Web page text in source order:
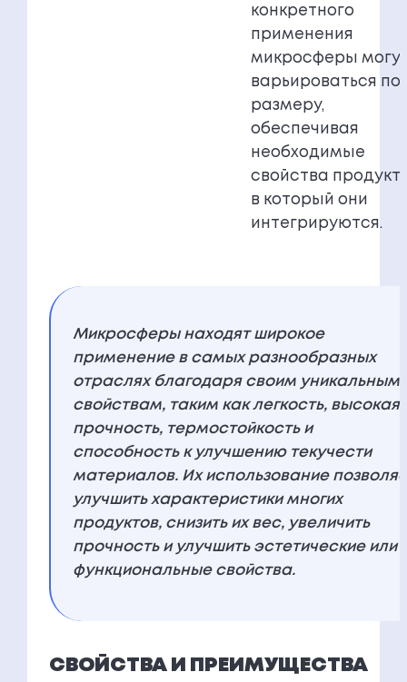
конкретного
применения
микросферы
варьироваться по
размеру,
обеспечивая
необходимые
свойства
в который они
интегрируются.
Микросферы находят широкое
применение в самых разнообразных
отраслях благодаря своим уникальным
свойствам, таким как легкость, высокая
прочность, термостойкость и
способность к улучшению текучести
материалов. Их использование
улучшить характеристики многих
продуктов, снизить их вес, увеличить
прочность и улучшить эстетические или
функциональные свойства.
СВОЙСТВА И ПРЕИМУЩЕСТВА